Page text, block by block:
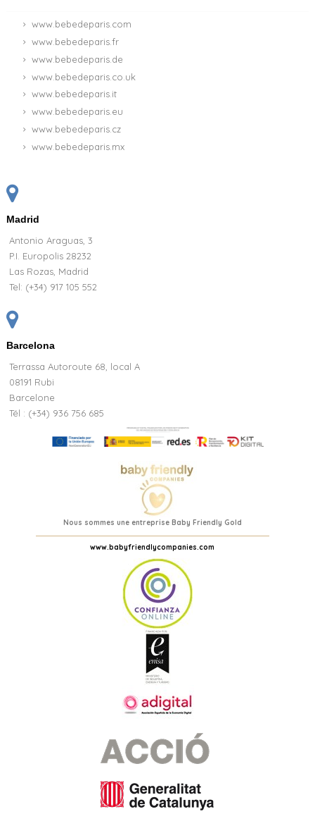
www.bebedeparis.com
www.bebedeparis.fr
www.bebedeparis.de
www.bebedeparis.co.uk
www.bebedeparis.it
www.bebedeparis.eu
www.bebedeparis.cz
www.bebedeparis.mx
Madrid
Antonio Araguas, 3
P.I. Europolis 28232
Las Rozas, Madrid
Tel: (+34) 917 105 552
Barcelona
Terrassa Autoroute 68, local A
08191 Rubi
Barcelone
Tél : (+34) 936 756 685
Nous sommes une entreprise Baby Friendly Gold
www.babyfriendlycompanies.com